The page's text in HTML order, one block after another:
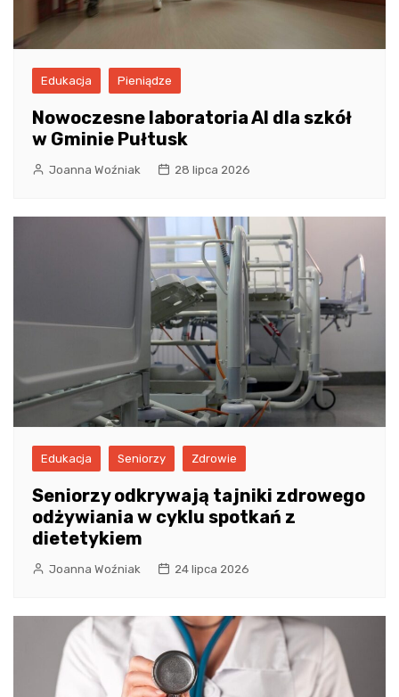
Edukacja Pieniądze
Nowoczesne laboratoria AI dla szkół
w Gminie Pułtusk
Joanna Woźniak 28 lipca 2026
Edukacja Seniorzy Zdrowie
Seniorzy odkrywają tajniki zdrowego
odżywiania w cyklu spotkań z
dietetykiem
Joanna Woźniak 24 lipca 2026